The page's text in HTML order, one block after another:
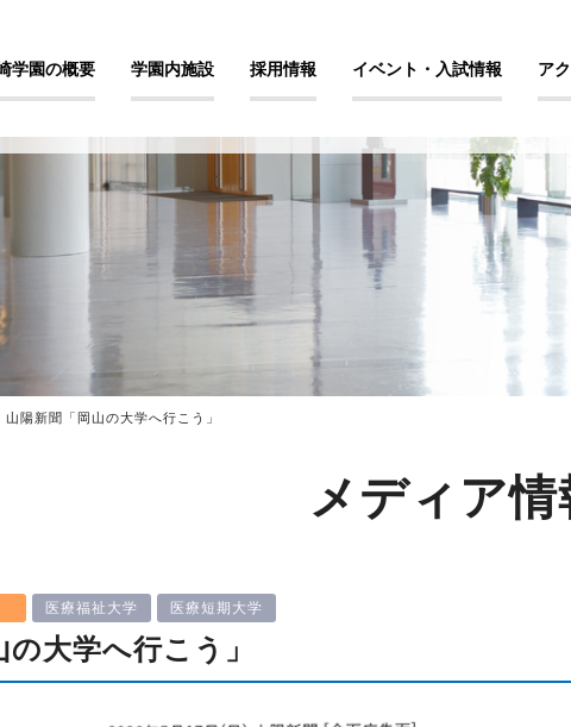
学園の概要 学園内施設 採用情報 イベント・入試情報 ア
山陽新聞「岡山の大学へ行こう」
メディア情
医療福祉大学 医療短期大学
大学へ行こう」